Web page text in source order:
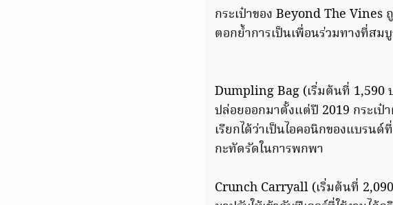
กระเป๋าของ Beyond The
ตอกย้ำการเป็นเพื่อนร่วมทางที่ส
Dumpling Bag (เริ่มต้นที่ 1,590
ปล่อยออกมาตั้งแต่ปี 2019 กระเป๋
เรียกได้ว่าเป็นไอคอนิกของแบรน
กะทัดรัดในการพกพา
Crunch Carryall (เริ่มต้นที่